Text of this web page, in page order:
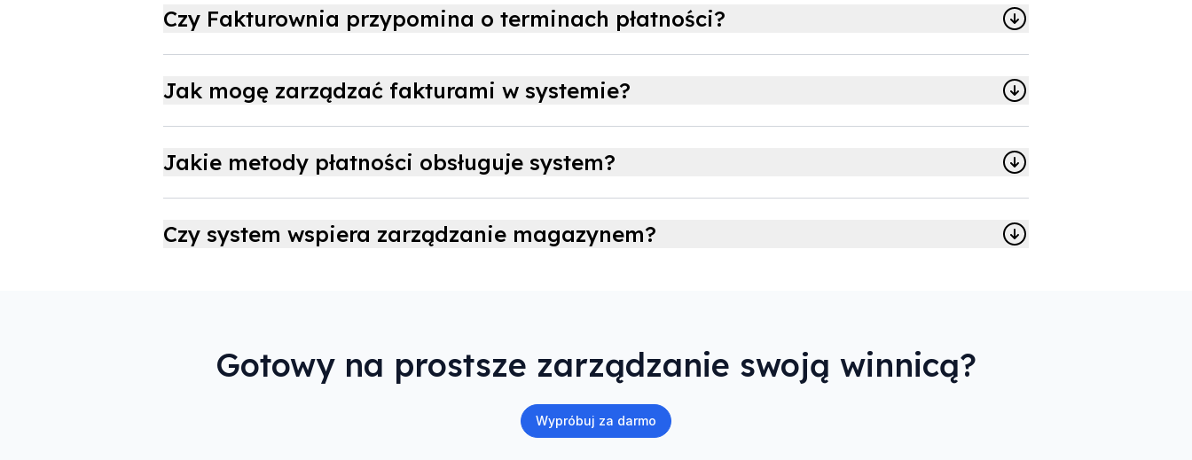
Czy Fakturownia przypomina o terminach płatności?
Jak mogę zarządzać fakturami w systemie?
Jakie metody płatności obsługuje system?
Czy system wspiera zarządzanie magazynem?
Gotowy na prostsze zarządzanie swoją winnicą?
Wypróbuj za darmo